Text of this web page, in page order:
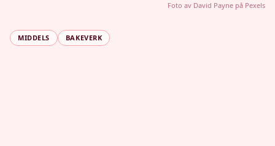
MIDDELS BAKEVERK
Foto av David Payne på Pexels